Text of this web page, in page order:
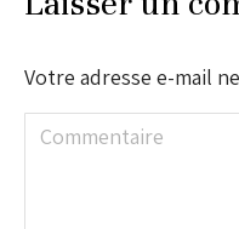
Votre adresse e-mail
Commentaire